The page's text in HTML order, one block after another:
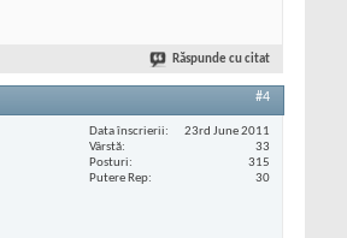
Răspunde cu citat
#4
Data înscrierii
23rd June 2011
Vârstă
33
Posturi
315
Putere Rep
30